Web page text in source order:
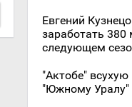
Евгений
заработать 380
следующем
"Актобе" всухую
"Южному Уралу"